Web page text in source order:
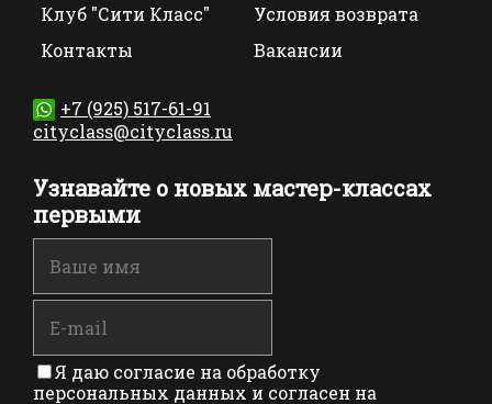
Клуб "Сити Класс"
Условия возврата
Контакты
Вакансии
+7 (925) 517-61-91
cityclass@cityclass.ru
Узнавайте о новых мастер-классах
первыми
Я даю согласие на обработку
персональных данных и согласен на